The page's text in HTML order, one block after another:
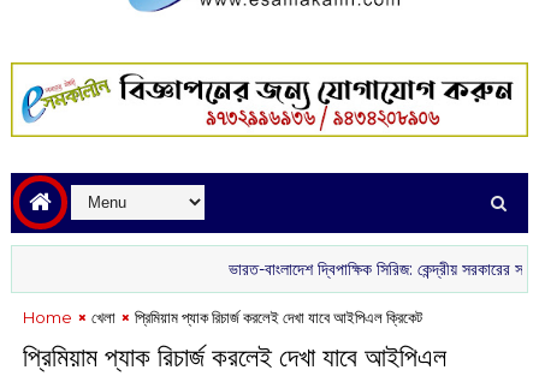
ভারত-বাংলাদেশ দ্বিপাক্ষিক সিরিজ: কেন্দ্রীয় সরকারের সবুজ সংকেতের
Home খেলা প্রিমিয়াম প্যাক রিচার্জ করলেই দেখা যাবে আইপিএল ক্রিকেট
প্রিমিয়াম প্যাক রিচার্জ করলেই দেখা যাবে আইপিএল